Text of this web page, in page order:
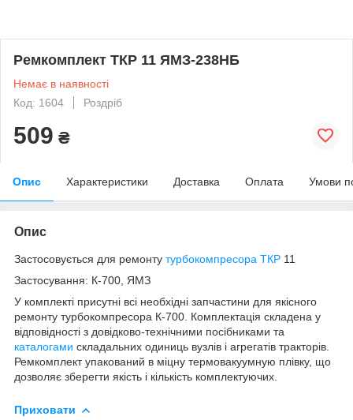
Ремкомплект ТКР 11 ЯМЗ-238НБ
Немає в наявності
Код: 1604
Роздріб
509 ₴
Опис Характеристики Доставка Оплата Умови
Опис
Застосовується для ремонту турбокомпресора ТКР 11
Застосування: К-700, ЯМЗ
У комплекті присутні всі необхідні запчастини для якісного
ремонту турбокомпресора К-700. Комплектація складена у
відповідності з довідково-технічними посібниками та
каталогами складальних одиниць вузлів і агрегатів тракторів.
Ремкомплект упакований в міцну термовакуумную плівку, що
дозволяє зберегти якість і кількість комплектуючих.
Приховати